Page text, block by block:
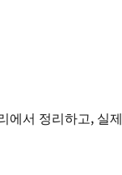
서 정리하고, 실